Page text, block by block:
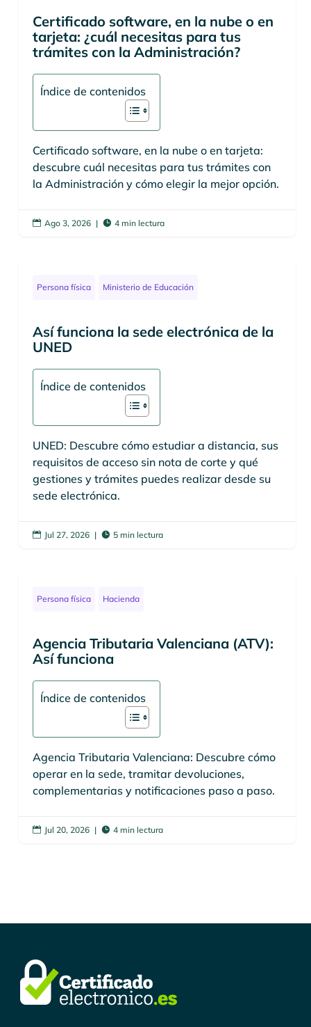
Certificado software, en la nube o en
tarjeta: ¿cuál necesitas para tus
trámites con la Administración?
Índice de contenidos
Certificado software, en la nube o en tarjeta:
descubre cuál necesitas para tus trámites con
la Administración y cómo elegir la mejor opción.
 Ago 3, 2026 |  4 min lectura
Persona física Ministerio de Educación
Así funciona la sede electrónica de la
UNED
Índice de contenidos
UNED: Descubre cómo estudiar a distancia, sus
requisitos de acceso sin nota de corte y qué
gestiones y trámites puedes realizar desde su
sede electrónica.
 Jul 27, 2026 |  5 min lectura
Persona física Hacienda
Agencia Tributaria Valenciana (ATV):
Así funciona
Índice de contenidos
Agencia Tributaria Valenciana: Descubre cómo
operar en la sede, tramitar devoluciones,
complementarias y notificaciones paso a paso.
 Jul 20, 2026 |  4 min lectura